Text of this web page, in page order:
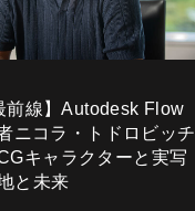
前線】Autodesk Flow
ニコラ・トドロビッチ
キャラクターと実写
と未来